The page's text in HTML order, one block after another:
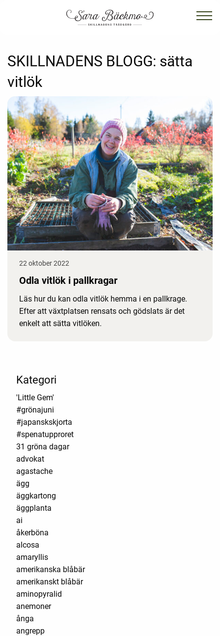
SKILLNADENS BLOGG: sätta
vitlök
22 oktober 2022
Odla vitlök i pallkragar
Läs hur du kan odla vitlök hemma i en pallkrage.
Efter att växtplatsen rensats och gödslats är det
enkelt att sätta vitlöken.
Kategori
'Little Gem'
#grönajuni
#japanskskjorta
#spenatupproret
31 gröna dagar
advokat
agastache
ägg
äggkartong
äggplanta
ai
åkerböna
alcosa
amaryllis
amerikanska blåbär
amerikanskt blåbär
aminopyralid
anemoner
ånga
angrepp